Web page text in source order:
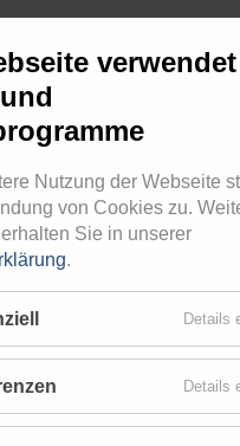
-
VARIO
LEITUNGSKITS FÜR
NACH
verwendet
Nutzung der Webseite
von Cookies zu.
Sie in unserer
.
Details
Details